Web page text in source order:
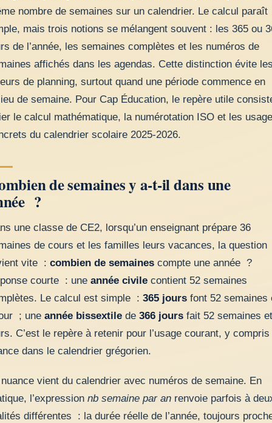
nombre de semaines sur un calendrier. Le calcul paraît
mais trois notions se mélangent souvent : les 365 ou
de l’année, les semaines complètes et les numéros de
affichés dans les agendas. Cette distinction évite
de planning, surtout quand une période commence en
de semaine. Pour Cap Éducation, le repère utile
le calcul mathématique, la numérotation ISO et les
du calendrier scolaire 2025-2026.
de semaines y a-t-il dans une
?
une classe de CE2, lorsqu’un enseignant prépare 36
de cours et les familles leurs vacances, la question
vite : combien de semaines compte une année ?
courte : une année civile contient 52 semaines
Le calcul est simple : 365 jours font 52 semaines
; une année bissextile de 366 jours fait 52 semaines
C’est le repère à retenir pour l’usage courant, y compris
dans le calendrier grégorien.
vient du calendrier avec numéros de semaine. En
l’expression nb semaine par an renvoie parfois à
différentes : la durée réelle de l’année, toujours